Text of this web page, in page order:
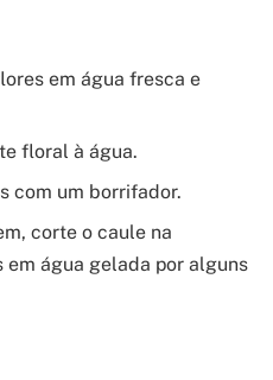
em água fresca e
floral à água.
com um borrifador.
corte o caule na
água gelada por alguns